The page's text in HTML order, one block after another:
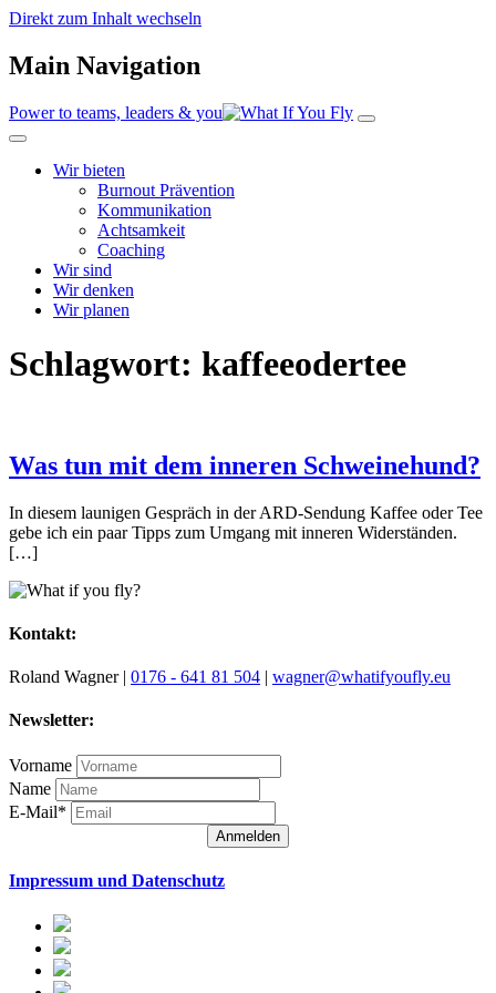
Direkt zum Inhalt wechseln
Main Navigation
Power to teams, leaders & you
Wir bieten
Burnout Prävention
Kommunikation
Achtsamkeit
Coaching
Wir sind
Wir denken
Wir planen
Schlagwort: kaffeeodertee
Was tun mit dem inneren Schweinehund?
In diesem launigen Gespräch in der ARD-Sendung Kaffee oder Tee
gebe ich ein paar Tipps zum Umgang mit inneren Widerständen.
[…]
Kontakt:
Roland Wagner | 0176 - 641 81 504 | wagner@whatifyoufly.eu
Newsletter:
Vorname
Name
E-Mail*
Anmelden
Impressum und Datenschutz